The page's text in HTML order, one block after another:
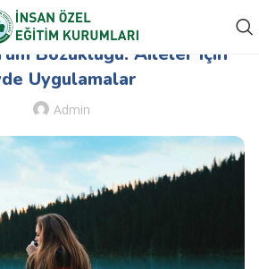
SPEKTRUM BOZUKLUĞU
Bozukluğu: Aileler için
Uygulamalar
Admin